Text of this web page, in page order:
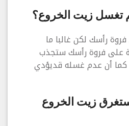
تغسل زيت الخروع؟
رأسك لكن غالبا ما
على فروة رأسك ستجذب
كما أن عدم غسله قديؤدي
زيت الخروع